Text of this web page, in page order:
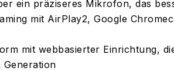
ein präziseres Mikrofon, das
mit AirPlay2, Google
mit webbasierter Einrichtung,